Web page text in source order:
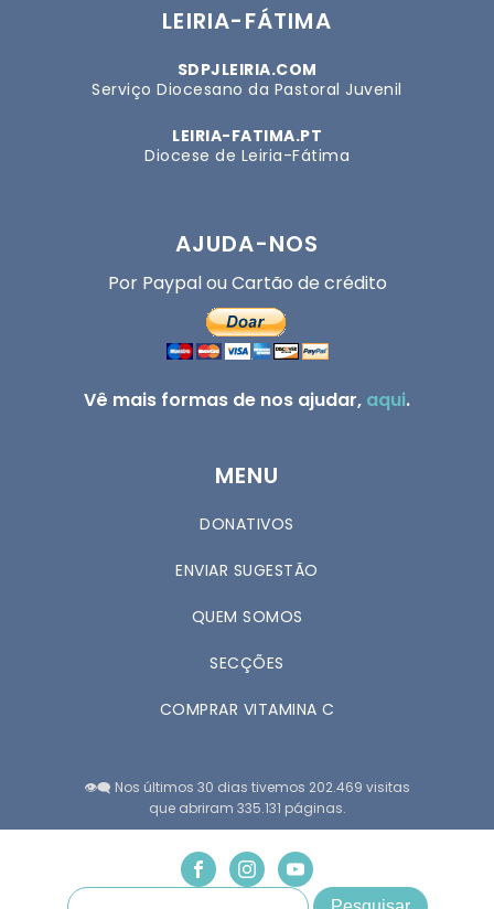
LEIRIA-FÁTIMA
SDPJLEIRIA.COM
Serviço Diocesano da Pastoral Juvenil
LEIRIA-FATIMA.PT
Diocese de Leiria-Fátima
AJUDA-NOS
Por Paypal ou Cartão de crédito
Vê mais formas de nos ajudar, aqui.
MENU
DONATIVOS
ENVIAR SUGESTÃO
QUEM SOMOS
SECÇÕES
COMPRAR VITAMINA C
👁️‍🗨️ Nos últimos 30 dias tivemos 202.469 visitas
que abriram 335.131 páginas.